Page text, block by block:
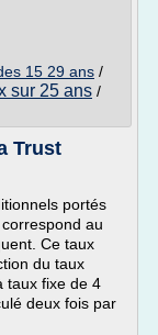
15 29 ans /
sur 25 ans /
Trust
portés
au
Ce taux
du taux
taux fixe de 4
deux fois par